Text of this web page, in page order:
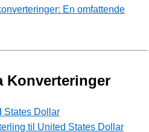
En omfattende
Konverteringer
States Dollar
til United States Dollar